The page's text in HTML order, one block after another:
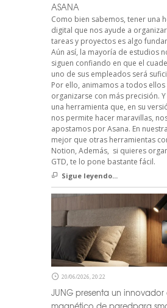
ASANA
Como bien sabemos, tener una
digital que nos ayude a
tareas y proyectos es algo
Aún así, la mayoría de estudios
siguen confiando en que el
uno de sus empleados será
Por ello, animamos a todos
organizarse con más precisión.
una herramienta que, en su
nos permite hacer maravillas,
apostamos por Asana. En
mejor que otras herramientas
Notion, Además, si quieres
GTD, te lo pone bastante fácil.
Sigue leyendo...
20/06/2026, 20:22
JUNG presenta un